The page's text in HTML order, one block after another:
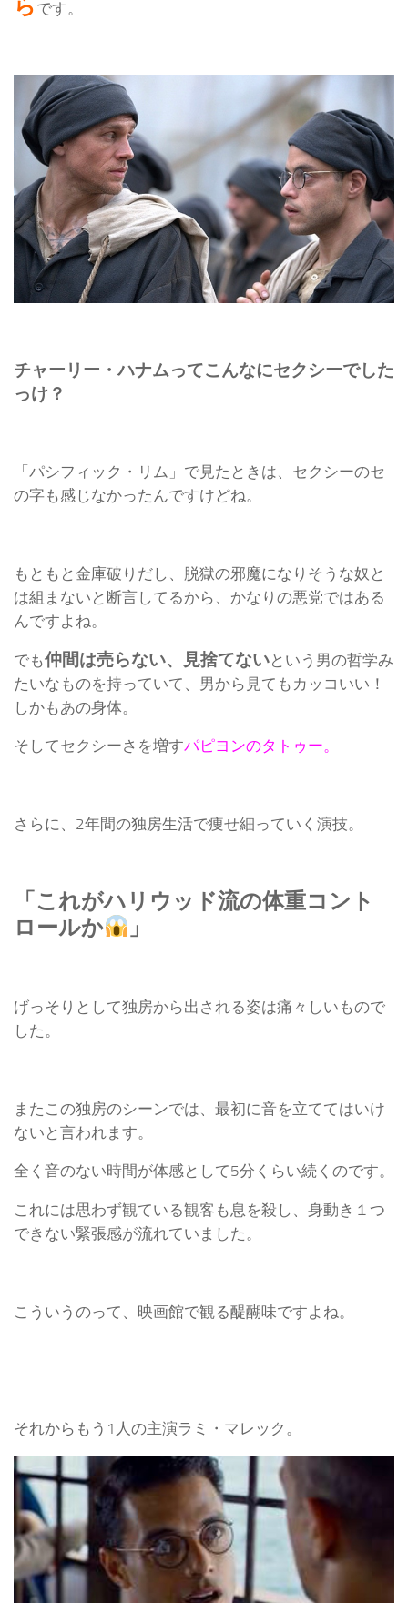
ら です。
チャーリー・ハナムってこんなにセクシーでした
っけ？
「パシフィック・リム」で見たときは、セクシーのセ
の字も感じなかったんですけどね。
もともと金庫破りだし、脱獄の邪魔になりそうな奴と
は組まないと断言してるから、かなりの悪党ではある
んですよね。
でも仲間は売らない、見捨てないという男の哲学み
たいなものを持っていて、男から見てもカッコいい！
しかもあの身体。
そしてセクシーさを増すパピヨンのタトゥー。
さらに、2年間の独房生活で痩せ細っていく演技。
「これがハリウッド流の体重コント
ロールか
」
げっそりとして独房から出される姿は痛々しいもので
した。
またこの独房のシーンでは、最初に音を立ててはいけ
ないと言われます。
全く音のない時間が体感として5分くらい続くのです。
これには思わず観ている観客も息を殺し、身動き１つ
できない緊張感が流れていました。
こういうのって、映画館で観る醍醐味ですよね。
それからもう1人の主演ラミ・マレック。